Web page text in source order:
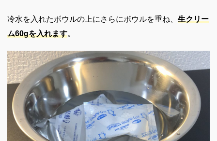
冷水を入れたボウルの上にさらにボウルを重ね、 生クリー
ム60gを入れます。